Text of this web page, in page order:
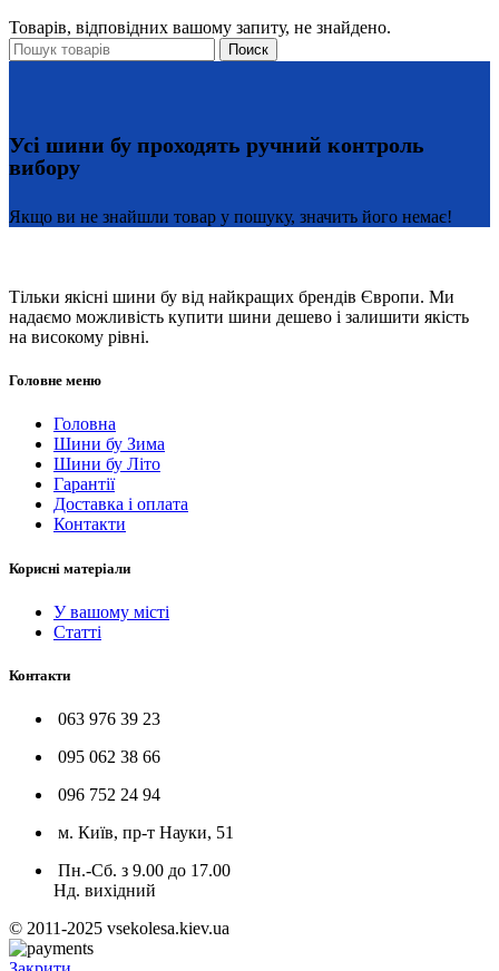
Товарів, відповідних вашому запиту, не знайдено.
Поиск
Усі шини бу проходять ручний контроль
вибору
Якщо ви не знайшли товар у пошуку, значить його немає!
Тільки якісні шини бу від найкращих брендів Європи. Ми
надаємо можливість купити шини дешево і залишити якість
на високому рівні.
Головне меню
Головна
Шини бу Зима
Шини бу Літо
Гарантії
Доставка і оплата
Контакти
Корисні матеріали
У вашому місті
Статті
Контакти
063 976 39 23
095 062 38 66
096 752 24 94
м. Київ, пр-т Науки, 51
Пн.-Сб. з 9.00 до 17.00
Нд. вихідний
© 2011-2025 vsekolesa.kiev.ua